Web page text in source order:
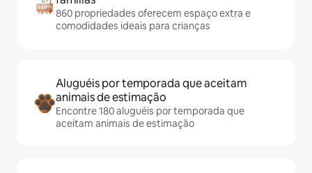
860 propriedades oferecem espaço extra e
comodidades ideais para crianças
Aluguéis por temporada que aceitam
animais de estimação
Encontre 180 aluguéis por temporada que
aceitam animais de estimação